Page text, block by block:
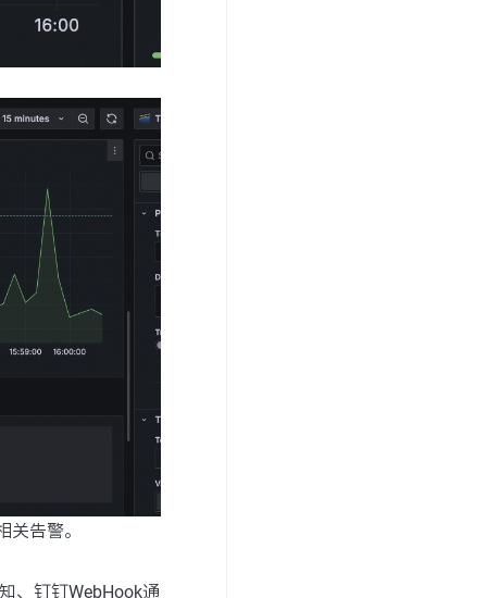
告警。
、钉钉WebHook通